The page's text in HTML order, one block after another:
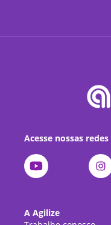
Acesse nossas redes
A Agilize